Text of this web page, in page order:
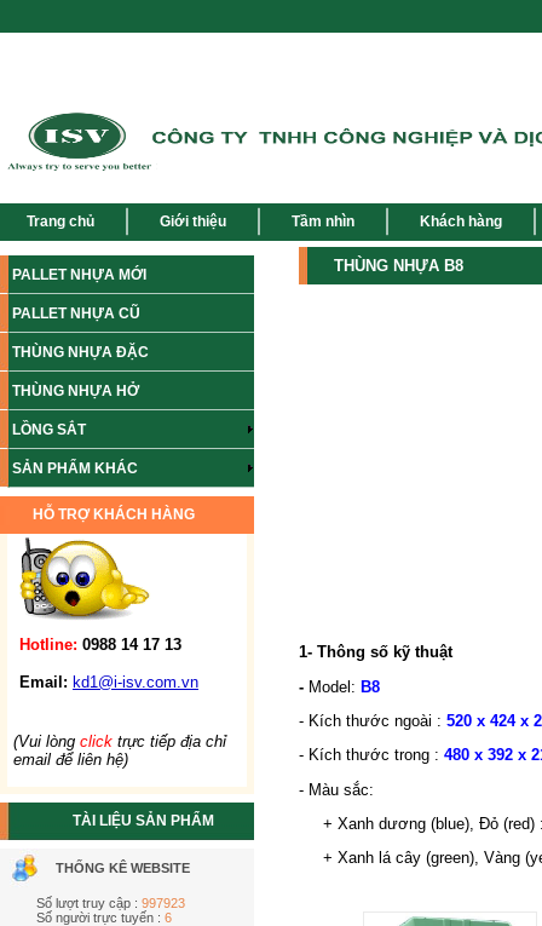
Trang chủ Giới thiệu Tầm nhìn Khách hàng
PALLET NHỰA MỚI
PALLET NHỰA CŨ
THÙNG NHỰA ĐẶC
THÙNG NHỰA HỞ
LỒNG SẮT
SẢN PHẨM KHÁC
HỖ TRỢ KHÁCH HÀNG
Hotline: 0988 14 17 13
Email: kd1@i-isv.com.vn
(Vui lòng click trực tiếp địa chỉ
email để liên hệ)
TÀI LIỆU SẢN PHẨM
THỐNG KÊ WEBSITE
Số lượt truy cập : 997923
Số người trực tuyến : 6
THÙNG NHỰA B8
1- Thông số kỹ thuật
- Model: B8
- Kích thước ngoài : 520 x 424 x
- Kích thước trong : 480 x 392 x
- Màu sắc:
+ Xanh dương (blue), Đỏ (red)
+ Xanh lá cây (green), Vàng